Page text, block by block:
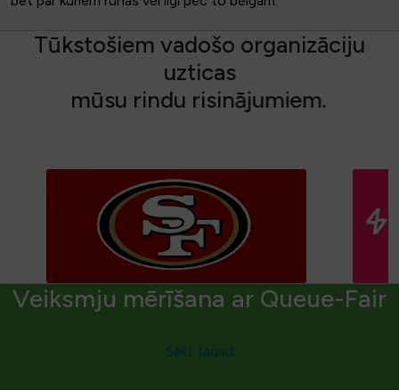
Tūkstošiem vadošo organizāciju
uzticas
mūsu rindu risinājumiem.
Veiksmju mērīšana ar Queue-Fair